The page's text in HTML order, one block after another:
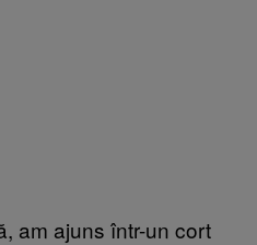
am ajuns într-un cort